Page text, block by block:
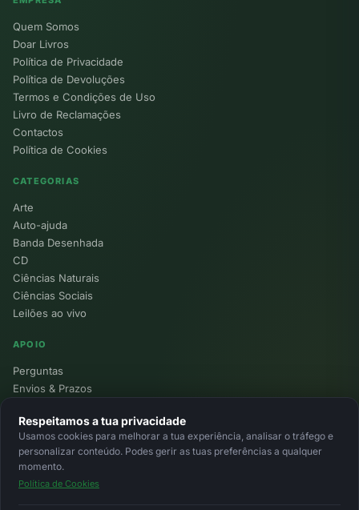
Quem Somos
Doar Livros
Política de Privacidade
Política de Devoluções
Termos e Condições de Uso
Livro de Reclamações
Contactos
Política de Cookies
CATEGORIAS
Arte
Auto-ajuda
Banda Desenhada
CD
Ciências Naturais
Ciências Sociais
Leilões ao vivo
APOIO
Perguntas
Envios & Prazos
Devoluções
Minha Conta
© 2026 Ecolivros. Todos os direitos reservados.
Respeitamos a tua privacidade
Usamos cookies para melhorar a tua experiência, analisar o tráfego e
personalizar conteúdo. Podes gerir as tuas preferências a qualquer
momento.
Política de Cookies